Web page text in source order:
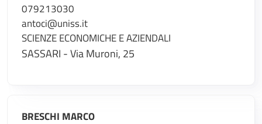
079213030
antoci@uniss.it
SCIENZE ECONOMICHE E AZIENDALI
SASSARI - Via Muroni, 25
BRESCHI MARCO